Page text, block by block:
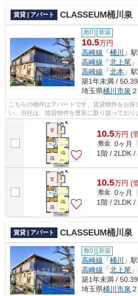
賃貸 | アパート CLASSEUM桶川
敷0 新築
10.5万円
高崎線 「桶川
」
高崎線 「北上尾
高崎線 「北本 」
築1年未満 /
埼玉県桶川市泉
こちらの物件はアパートです。賃貸物件をお探
い。当社は、賃貸物件を豊富に取り扱ってお
た物件をご紹介できるよう、全力で努...
10.5万円 (
敷金 0ヶ月
1階 / 2LDK /
10.5万円 (
敷金 0ヶ月
1階 / 2LDK /
賃貸 | アパート CLASSEUM桶川
敷0 新築
高崎線 「桶川
」
高崎線 「北上尾
築1年未満 /
埼玉県桶川市泉